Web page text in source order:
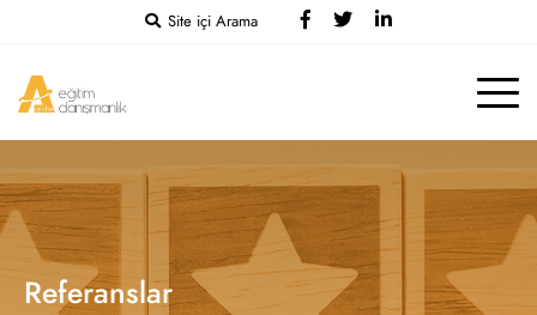
Site içi Arama
Referanslar